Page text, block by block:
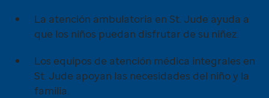
La atención ambulatoria en St. Jude ayuda a
que los niños puedan disfrutar de su niñez.
Los equipos de atención médica integrales en
St. Jude apoyan las necesidades del niño y la
familia.